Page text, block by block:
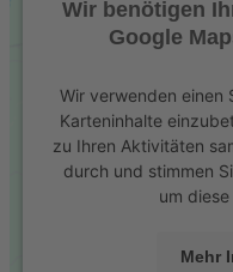
Wir benötigen
Google
Wir verwenden einen
Karteninhalte
zu Ihren Aktivitäten
durch und stimmen
um
Mehr